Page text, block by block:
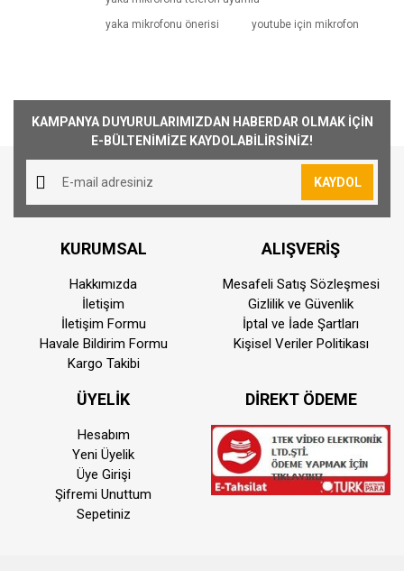
altında kalan siparişler için 30₺ kargo ücreti
alınmaktadır.
Teslimat süresi bulunmuş olduğunuz konuma
göre farklılık gösterebilmektedir. Saat
15:00'dan sonra vermiş olduğunuz siparişler
ertisi ilk iş günü kargoya teslim edilmektedir
Kurye ile teslimat sadece İstanbul ili ve motor
ile taşınabilir ürünler için geçerlidir. Teslimat
ücreti 200 TL dir.
Adalar, Silivri, Çatalca, Şile, Kemerburgaz,
Beylikdüzü, Avcılar(ve sonrasına) ilçelerine
teslimat yapılamamaktadır.
yaka mikrofonu önerisi
youtube için mikrofon
KAMPANYA DUYURULARIMIZDAN HABERDAR OLMAK İÇİN
E-BÜLTENİMİZE KAYDOLABİLİRSİNİZ!
KAYDOL
KURUMSAL
Hakkımızda
İletişim
İletişim Formu
Havale Bildirim Formu
Kargo Takibi
ALIŞVERİŞ
Mesafeli Satış Sözleşmesi
Gizlilik ve Güvenlik
İptal ve İade Şartları
Kişisel Veriler Politikası
ÜYELİK
Hesabım
Yeni Üyelik
Üye Girişi
Şifremi Unuttum
Sepetiniz
DİREKT ÖDEME